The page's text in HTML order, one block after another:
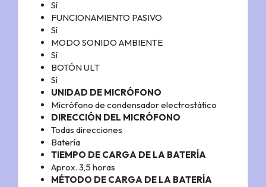
Sí
FUNCIONAMIENTO PASIVO
Sí
MODO SONIDO AMBIENTE
Sí
BOTÓN ULT
Sí
UNIDAD DE MICRÓFONO
Micrófono de condensador electrostático
DIRECCIÓN DEL MICRÓFONO
Todas direcciones
Batería
TIEMPO DE CARGA DE LA BATERÍA
Aprox. 3,5 horas
MÉTODO DE CARGA DE LA BATERÍA